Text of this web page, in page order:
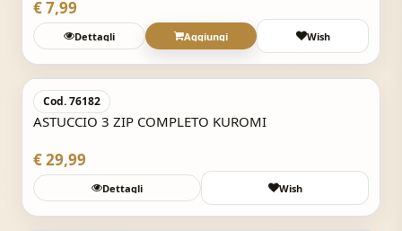
€ 7,99
Dettagli Aggiungi Wish
Acquisto Veloce
Cod. 76182
ASTUCCIO 3 ZIP COMPLETO KUROMI
€ 29,99
Dettagli Wish
Acquisto Veloce